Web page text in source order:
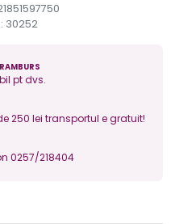
30252
pt dvs.
250 lei transportul e gratuit!
0257/218404